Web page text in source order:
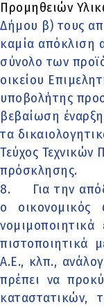
Προμηθειών
Δήμου β) τους
καμία απόκλιση
σύνολο των
οικείου
υποβολήτης
βεβαίωση
τα
Τεύχος
πρόσκλησης.
8.
Για την
ο
πιστοποιητικά
Α.Ε., κλπ.,
πρέπει να
καταστατικών,